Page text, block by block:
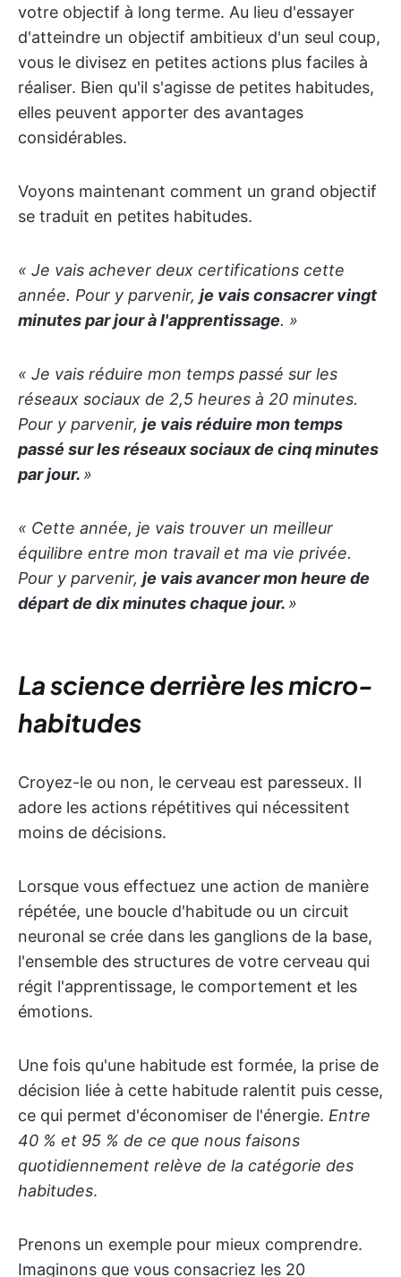
votre objectif à long terme. Au lieu d'essayer
d'atteindre un objectif ambitieux d'un seul coup,
vous le divisez en petites actions plus faciles à
réaliser. Bien qu'il s'agisse de petites habitudes,
elles peuvent apporter des avantages
considérables.
Voyons maintenant comment un grand objectif
se traduit en petites habitudes.
« Je vais achever deux certifications cette
année. Pour y parvenir, je vais consacrer vingt
minutes par jour à l'apprentissage. »
« Je vais réduire mon temps passé sur les
réseaux sociaux de 2,5 heures à 20 minutes.
Pour y parvenir, je vais réduire mon temps
passé sur les réseaux sociaux de cinq minutes
par jour. »
« Cette année, je vais trouver un meilleur
équilibre entre mon travail et ma vie privée.
Pour y parvenir, je vais avancer mon heure de
départ de dix minutes chaque jour. »
La science derrière les micro-
habitudes
Croyez-le ou non, le cerveau est paresseux. Il
adore les actions répétitives qui nécessitent
moins de décisions.
Lorsque vous effectuez une action de manière
répétée, une boucle d'habitude ou un circuit
neuronal se crée dans les ganglions de la base,
l'ensemble des structures de votre cerveau qui
régit l'apprentissage, le comportement et les
émotions.
Une fois qu'une habitude est formée, la prise de
décision liée à cette habitude ralentit puis cesse,
ce qui permet d'économiser de l'énergie. Entre
40 % et 95 % de ce que nous faisons
quotidiennement relève de la catégorie des
habitudes.
Prenons un exemple pour mieux comprendre.
Imaginons que vous consacriez les 20